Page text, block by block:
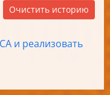
Очистить историю
и реализовать